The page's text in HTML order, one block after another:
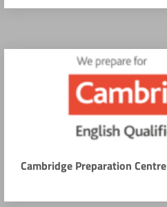
Cambridge Preparation Centre